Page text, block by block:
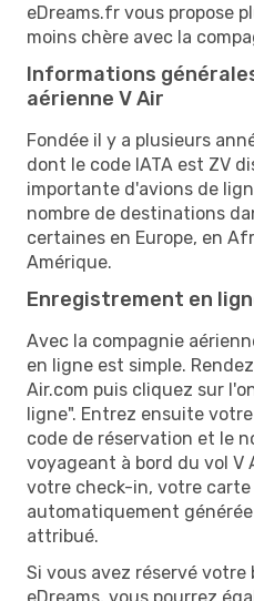
eDreams.fr vous propose
moins chère avec la
Informations
aérienne V Air
Fondée il y a plusieurs
dont le code IATA est ZV
importante d'avions de
nombre de destinations
certaines en Europe, en
Amérique.
Enregistrement en
Avec la compagnie
en ligne est simple.
Air.com puis cliquez sur
ligne". Entrez ensuite
code de réservation et le
voyageant à bord du vol V
votre check-in, votre
automatiquement
attribué.
Si vous avez réservé